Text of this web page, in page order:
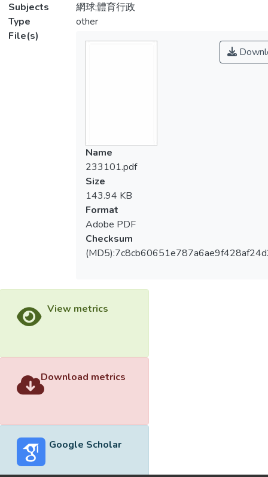
Subjects
網球;體育行政
Type
other
File(s)
Name
233101.pdf
Size
143.94 KB
Format
Adobe PDF
Checksum
View metrics
Download metrics
Google Scholar